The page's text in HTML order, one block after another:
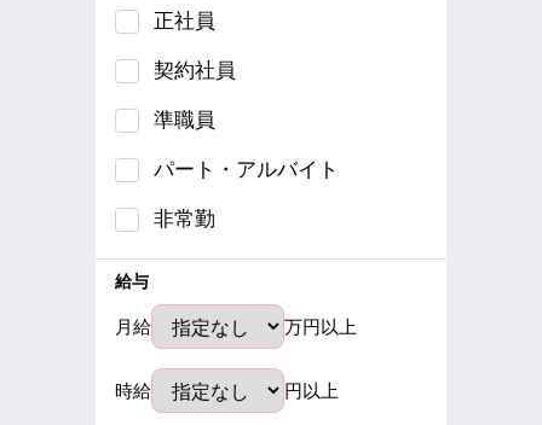
正社員
契約社員
準職員
パート・アルバイト
非常勤
給与
月給 万円以上
時給 円以上